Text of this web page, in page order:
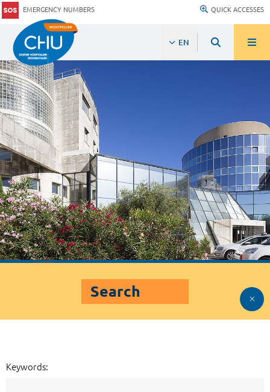
EMERGENCY NUMBERS QUICK ACCESSES
EN
Search
Keywords: